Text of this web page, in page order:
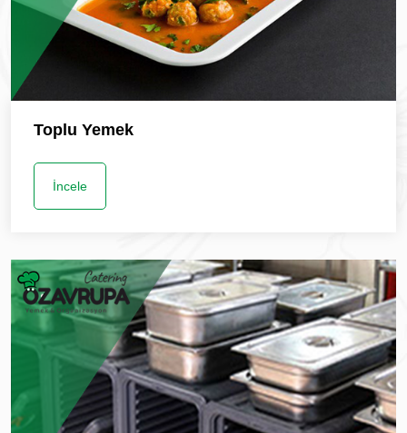
Toplu Yemek
İncele